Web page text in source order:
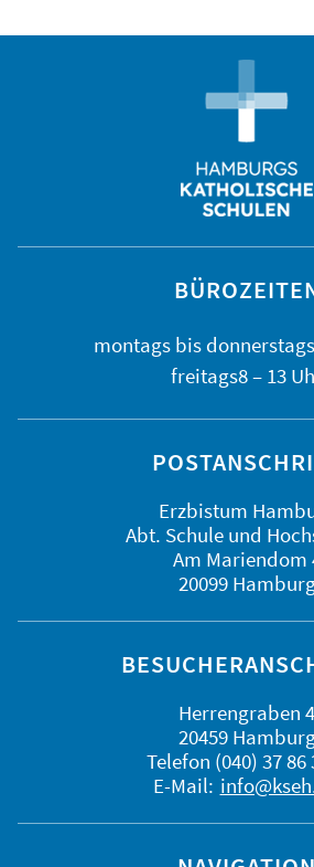
montags bis donnerstags
freitags8 – 13
Erzbistum
Abt. Schule und
Am Mariendom
20099
Herrengraben 4
20459
Telefon (040) 37 86
E-Mail: